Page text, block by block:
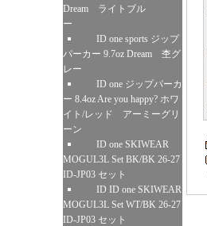
Dream ライトブル
ー
ID one sports ジップ
パーカー 9.7oz Dream 杢グ
レー
ID one ジップパーカ
ー 8.4oz Are you happy? ホワ
イト/レッド アーミーグリ
ーン
ID one SKIWEAR
MOGUL3L Set BK/BK 26-27
ID-JP03 セット
ID ID one SKIWEAR
MOGUL3L Set WT/BK 26-27
ID-JP03 セット